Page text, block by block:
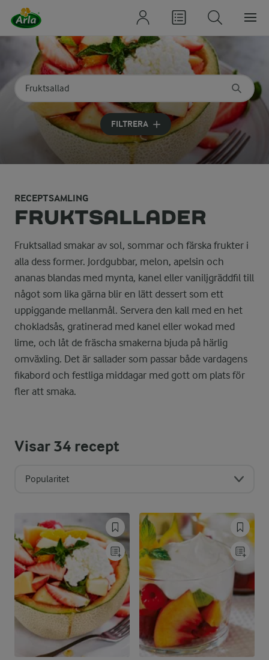
Sök på kategori eller ingrediens
Skriv in sökord för att få förslag
FILTRERA
RECEPTSAMLING
FRUKTSALLADER
Fruktsallad smakar av sol, sommar och färska frukter i
alla dess former. Jordgubbar, melon, apelsin och
ananas blandas med mynta, kanel eller vaniljgräddfil till
något som lika gärna blir en lätt dessert som ett
uppiggande mellanmål. Servera den kall med en het
chokladsås, gratinerad med kanel eller wokad med
lime, och låt de fräscha smakerna bjuda på härlig
omväxling. Det är sallader som passar både vardagens
fikabord och festliga middagar med gott om plats för
fler att smaka.
Visar34 recept
Popularitet